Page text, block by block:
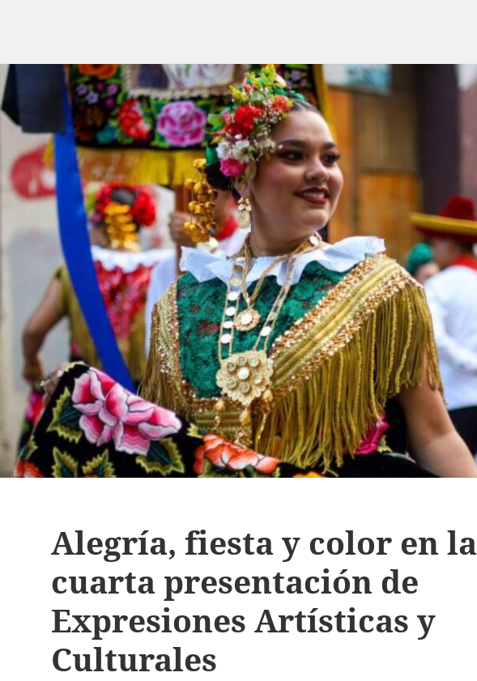
Alegría, fiesta y color en la
cuarta presentación de
Expresiones Artísticas y
Culturales